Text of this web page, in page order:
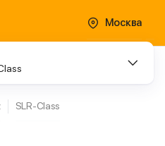
Москва
SLR-Class